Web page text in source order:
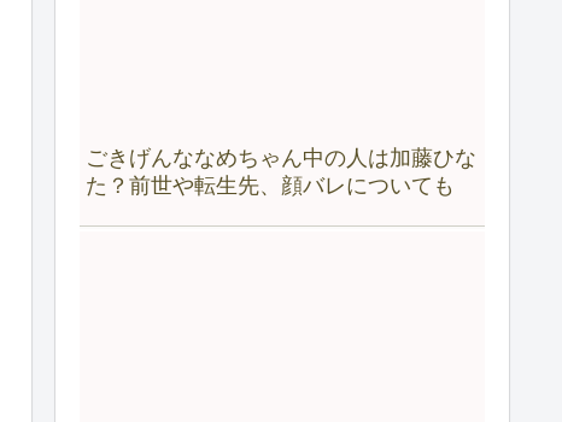
ごきげんななめちゃん中の人は加藤ひな
た？前世や転生先、顔バレについても